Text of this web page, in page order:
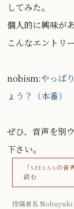
してみた。
個人的に興味が
こんなエントリ
nobism:やっぱ
ょう？（本番）
ぜひ、音声を別
下さい。
「SEESAAの
読む
投稿者名